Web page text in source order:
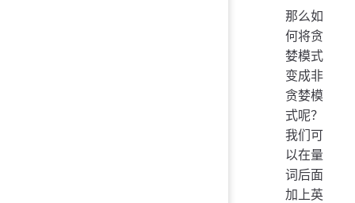
那么如
何将贪
婪模式
变成非
贪婪模
式呢？
我们可
以在量
词后面
加上英